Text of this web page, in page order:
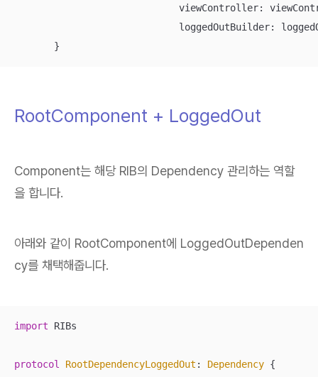
viewController:
loggedOutBuilder:
       }
RootComponent + LoggedOut
Component는 해당 RIB의 Dependency 관리하는 역할
을 합니다.
아래와 같이 RootComponent에 LoggedOutDependen
cy를 채택해줍니다.
import RIBs
protocol RootDependencyLoggedOut : Dependency {